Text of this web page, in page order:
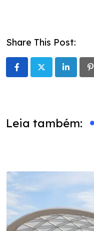
Share This Post:
LinkedIn
Leia também: